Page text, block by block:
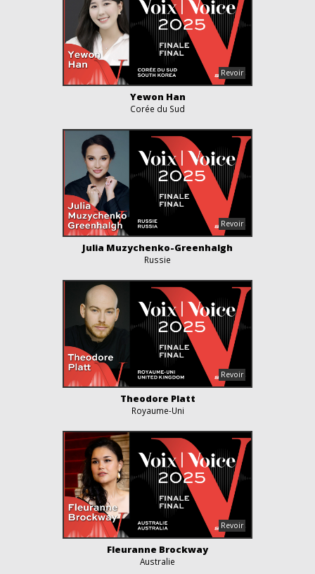
Yewon Han
Corée du Sud
Julia Muzychenko-Greenhalgh
Russie
Theodore Platt
Royaume-Uni
Fleuranne Brockway
Australie